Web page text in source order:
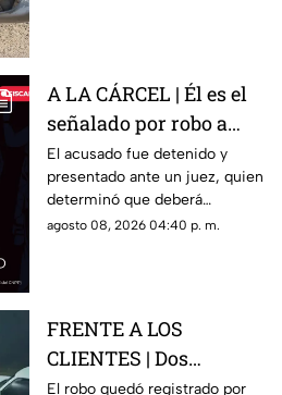
A LA CÁRCEL | Él es el
señalado por robo a
una casa en Santa Rosa
Jáuregui
El acusado fue detenido y
presentado ante un juez, quien
determinó que deberá
permanecer en prisión
agosto 08, 2026 04:40 p. m.
FRENTE A LOS
CLIENTES | Dos
hombres enc4ñonan a
El robo quedó registrado por